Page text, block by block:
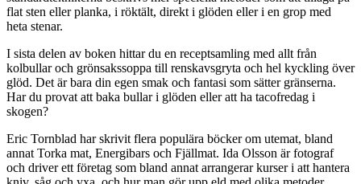
flat sten eller planka, i röktält, direkt i glöden eller i en grop med
heta stenar.
I sista delen av boken hittar du en receptsamling med allt från
kolbullar och grönsakssoppa till renskavsgryta och hel kyckling över
glöd. Det är bara din egen smak och fantasi som sätter gränserna.
Har du provat att baka bullar i glöden eller att ha tacofredag i
skogen?
Eric Tornblad har skrivit flera populära böcker om utemat, bland
annat Torka mat, Energibars och Fjällmat. Ida Olsson är fotograf
och driver ett företag som bland annat arrangerar kurser i att hantera